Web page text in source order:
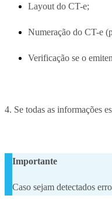
Layout do CT-e;
Numeração do CT-e
Verificação se o
4. Se todas as informações
Importante
Caso sejam detectados